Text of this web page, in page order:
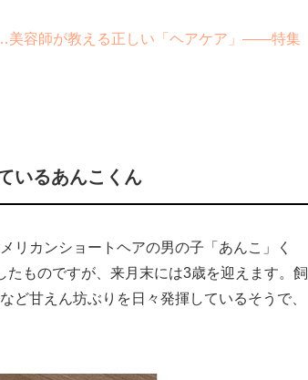
美容師が教える正しい「ヘアケア」――特集
いるあんこくん
カンショートヘアの男の子「あんこ」く
ものですが、来月末には3歳を迎えます。飼
ど甘えん坊ぶりを日々発揮しているそうで、